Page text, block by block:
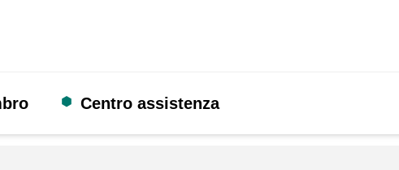
Centro assistenza